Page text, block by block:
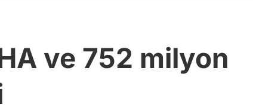
ve 752 milyon